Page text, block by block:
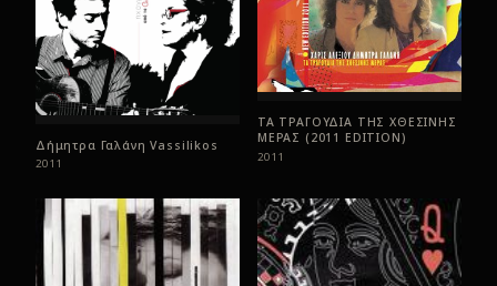
Δήμητρα Γαλάνη Vassilikos
2011
ΤΑ ΤΡΑΓΟΥΔΙΑ ΤΗΣ ΧΘΕΣΙΝΗΣ
ΜΕΡΑΣ (2011 EDITION)
2011